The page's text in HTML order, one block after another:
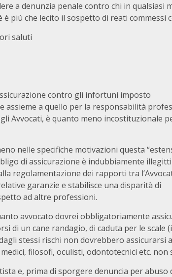
a denunzia penale contro chi in qualsiasi
è più che lecito il sospetto di reati commessi
saluti
contro gli infortuni imposto
assieme a quello per la responsabilità
Avvocati, è quanto meno incostituzionale
nelle specifiche motivazioni questa
di assicurazione è indubbiamente
regolamentazione dei rapporti tra
garanzie e stabilisce una disparità di
ad altre professioni.
avvocato dovrei obbligatoriamente
di un cane randagio, di caduta per le
stessi rischi non dovrebbero
filosofi, oculisti, odontotecnici etc.
e, prima di sporgere denuncia per